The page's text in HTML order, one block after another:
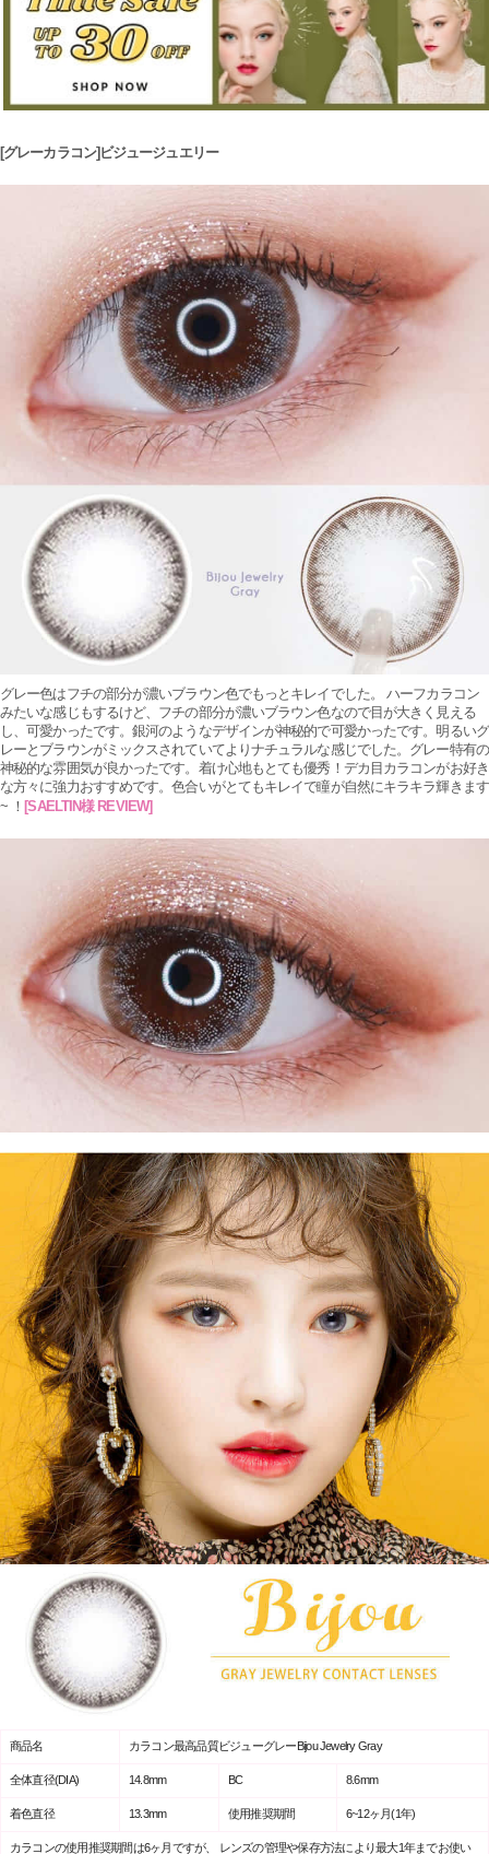
[グレーカラコン]ビジュージュエリー
グレー色はフチの部分が濃いブラウン色でもっとキレイでした。 ハーフカラコン
みたいな感じもするけど、フチの部分が濃いブラウン色なので目が大きく見える
し、可愛かったです。銀河のようなデザインが神秘的で可愛かったです。明るいグ
レーとブラウンがミックスされていてよりナチュラルな感じでした。グレー特有の
神秘的な雰囲気が良かったです。着け心地もとても優秀！デカ目カラコンがお好き
な方々に強力おすすめです。色合いがとてもキレイで瞳が自然にキラキラ輝きます
~ ！ [SAELTIN様 REVIEW]
商品名 カラコン最高品質ビジューグレーBijou Jewelry Gray
全体直径(DIA) 14.8mm BC 8.6mm
着色直径 13.3mm 使用推奨期間 6~12ヶ月(1年)
カラコンの使用推奨期間は6ヶ月ですが、 レンズの管理や保存方法により最大1年までお使い